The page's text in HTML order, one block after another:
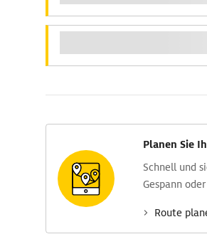
Planen Sie
Schnell und
Gespann
Route